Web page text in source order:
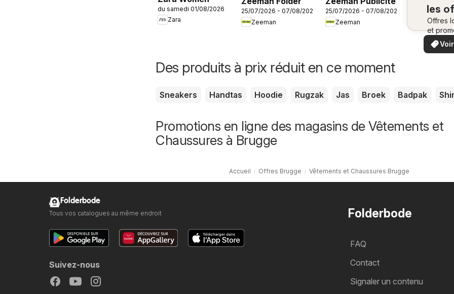
du samedi 01/08/2026
Zara
25/07/2026 - 07/08/2026
Zeeman
25/07/2026 - 07/08/2026
Zeeman
les
à
Offres
et
Des produits à prix réduit en ce moment
Sneakers Handtas Hoodie Rugzak Jas Broek Badpak
Promotions en ligne des magasins de Vêtements et
Chaussures à Brugge
Accueil Offres Brugge Vêtements et Chaussures Brugge
Folderbode
FAQ
Contact
Signaler un contenu
Folderbode
Tous vos catalogues au même endroit
Suivez-nous